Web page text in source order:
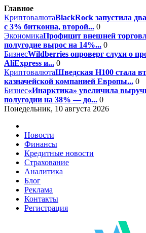
Главное
КриптовалютаBlackRock запустила
с 3% биткоина, второй... 0
ЭкономикаПрофицит внешней
полугодие вырос на 14%... 0
БизнесWildberries опроверг слухи о
AliExpress и... 0
КриптовалютаШведская H100 стала
казначейской компанией Европы... 0
Бизнес«Инарктика» увеличила
полугодии на 38% — до... 0
Понедельник, 10 августа 2026
Новости
Финансы
Кредитные новости
Страхование
Аналитика
Блог
Реклама
Контакты
Регистрация